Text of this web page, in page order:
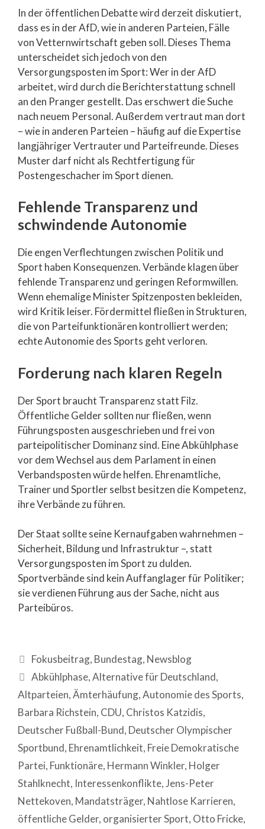
In der öffentlichen Debatte wird derzeit diskutiert,
dass es in der AfD, wie in anderen Parteien, Fälle
von Vetternwirtschaft geben soll. Dieses Thema
unterscheidet sich jedoch von den
Versorgungsposten im Sport: Wer in der AfD
arbeitet, wird durch die Berichterstattung schnell
an den Pranger gestellt. Das erschwert die Suche
nach neuem Personal. Außerdem vertraut man dort
– wie in anderen Parteien – häufig auf die Expertise
langjähriger Vertrauter und Parteifreunde. Dieses
Muster darf nicht als Rechtfertigung für
Postengeschacher im Sport dienen.
Fehlende Transparenz und
schwindende Autonomie
Die engen Verflechtungen zwischen Politik und
Sport haben Konsequenzen. Verbände klagen über
fehlende Transparenz und geringen Reformwillen.
Wenn ehemalige Minister Spitzenposten bekleiden,
wird Kritik leiser. Fördermittel fließen in Strukturen,
die von Parteifunktionären kontrolliert werden;
echte Autonomie des Sports geht verloren.
Forderung nach klaren Regeln
Der Sport braucht Transparenz statt Filz.
Öffentliche Gelder sollten nur fließen, wenn
Führungsposten ausgeschrieben und frei von
parteipolitischer Dominanz sind. Eine Abkühlphase
vor dem Wechsel aus dem Parlament in einen
Verbandsposten würde helfen. Ehrenamtliche,
Trainer und Sportler selbst besitzen die Kompetenz,
ihre Verbände zu führen.
Der Staat sollte seine Kernaufgaben wahrnehmen –
Sicherheit, Bildung und Infrastruktur –, statt
Versorgungsposten im Sport zu dulden.
Sportverbände sind kein Auffanglager für Politiker;
sie verdienen Führung aus der Sache, nicht aus
Parteibüros.
Fokusbeitrag, Bundestag, Newsblog
Abkühlphase,Alternative für Deutschland,
Altparteien,Ämterhäufung,Autonomie des Sports,
Barbara Richstein, CDU, Christos Katzidis,
Deutscher Fußball-Bund, Deutscher Olympischer
Sportbund, Ehrenamtlichkeit, Freie Demokratische
Partei, Funktionäre, Hermann Winkler, Holger
Stahlknecht, Interessenkonflikte,Jens-Peter
Nettekoven, Mandatsträger, Nahtlose Karrieren,
öffentliche Gelder, organisierter Sport, Otto Fricke,